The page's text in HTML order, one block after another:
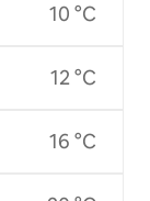
10 °C
12 °C
16 °C